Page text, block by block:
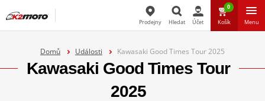
Hledat
Prodejny Hledat Účet
0
Košík Menu
Domů Události Kawasaki Good Times Tour 2025
Kawasaki Good Times Tour
2025